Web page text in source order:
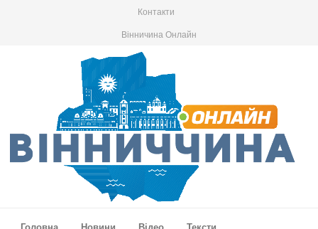
Контакти
Вінничина Онлайн